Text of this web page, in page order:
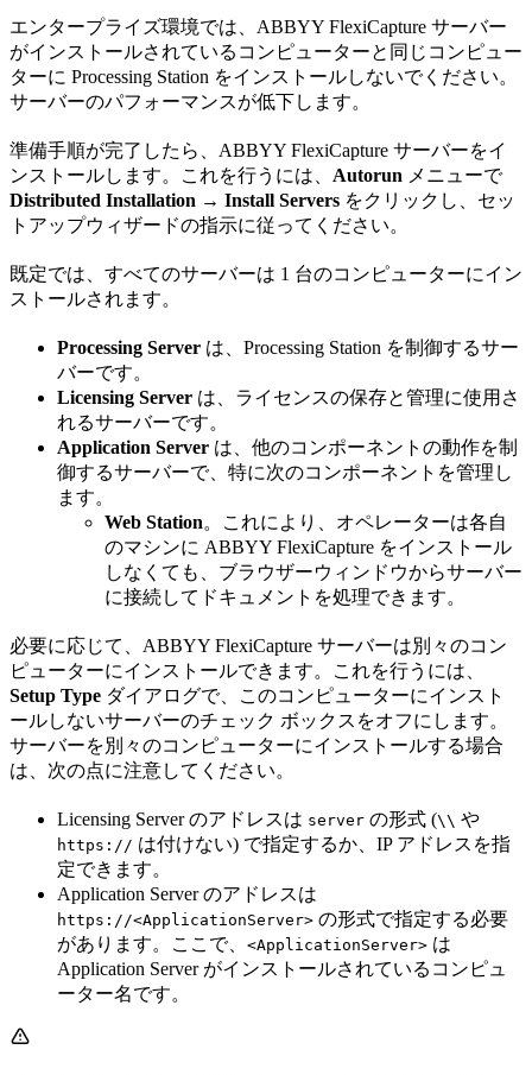
エンタープライズ環境では、ABBYY FlexiCapture サーバー
がインストールされているコンピューターと同じコンピュー
ターに Processing Station をインストールしないでください。
サーバーのパフォーマンスが低下します。
準備手順が完了したら、ABBYY FlexiCapture サーバーをイ
ンストールします。これを行うには、 Autorun メニューで
Distributed Installation → Install Servers をクリックし、セッ
トアップウィザードの指示に従ってください。
既定では、すべてのサーバーは 1 台のコンピューターにイン
ストールされます。
Processing Server は、Processing Station を制御するサー
バーです。
Licensing Server は、ライセンスの保存と管理に使用さ
れるサーバーです。
Application Server は、他のコンポーネントの動作を制
御するサーバーで、特に次のコンポーネントを管理し
ます。
Web Station。これにより、オペレーターは各自
のマシンに ABBYY FlexiCapture をインストール
しなくても、ブラウザーウィンドウからサーバー
に接続してドキュメントを処理できます。
必要に応じて、ABBYY FlexiCapture サーバーは別々のコン
ピューターにインストールできます。これを行うには、
Setup Type ダイアログで、このコンピューターにインスト
ールしないサーバーのチェック ボックスをオフにします。
サーバーを別々のコンピューターにインストールする場合
は、次の点に注意してください。
Licensing Server のアドレスは server の形式 (\\ や
https:// は付けない) で指定するか、IP アドレスを指
定できます。
Application Server のアドレスは
https://<ApplicationServer> の形式で指定する必要
があります。ここで、 <ApplicationServer> は
Application Server がインストールされているコンピュ
ーター名です。